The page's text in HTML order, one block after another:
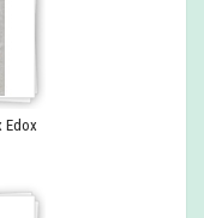
Edox